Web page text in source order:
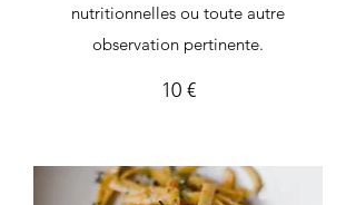
nutritionnelles ou toute autre
observation pertinente.
10 €